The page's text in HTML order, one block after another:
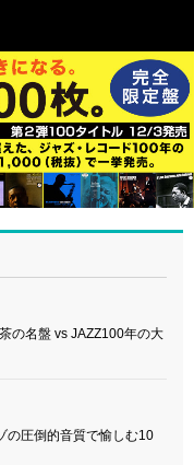
の名盤 vs JAZZ100年の大
の圧倒的音質で愉しむ10